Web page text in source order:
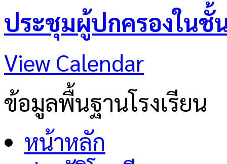
ประชุมผู้ปกครองในชั้
View Calendar
ข้อมูลพื้นฐานโรงเรียน
หน้าหลัก